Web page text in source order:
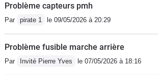
Problème capteurs pmh
Par pirate 1 le 09/05/2026 à 20:29
Problème fusible marche arrière
Par Invité Pierre Yves le 07/05/2026 à 18:16